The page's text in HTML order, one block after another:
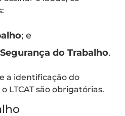
; e
do Trabalho.
a identificação do
LTCAT são obrigatórias.